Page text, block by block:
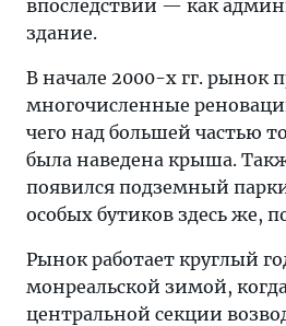
впоследствии — как
здание.
В начале 2000-х гг. рынок
многочисленные
чего над большей частью
была наведена крыша.
появился подземный
особых бутиков здесь же,
Рынок работает круглый
монреальской зимой,
центральной секции